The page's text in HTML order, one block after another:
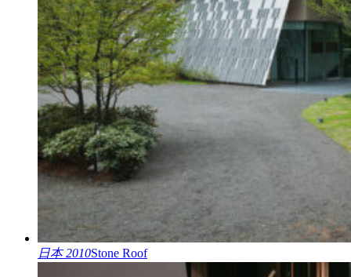
日本 2010Stone Roof